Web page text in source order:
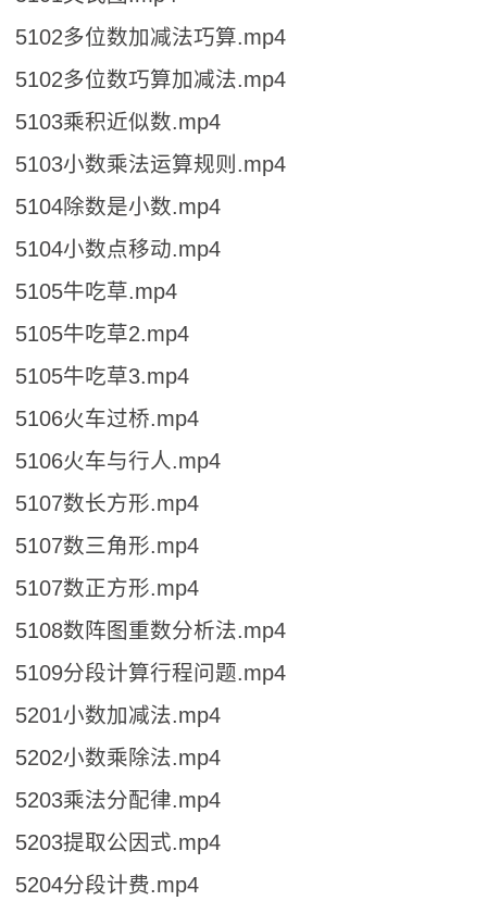
5102多位数加减法巧算.mp4
5102多位数巧算加减法.mp4
5103乘积近似数.mp4
5103小数乘法运算规则.mp4
5104除数是小数.mp4
5104小数点移动.mp4
5105牛吃草.mp4
5105牛吃草2.mp4
5105牛吃草3.mp4
5106火车过桥.mp4
5106火车与行人.mp4
5107数长方形.mp4
5107数三角形.mp4
5107数正方形.mp4
5108数阵图重数分析法.mp4
5109分段计算行程问题.mp4
5201小数加减法.mp4
5202小数乘除法.mp4
5203乘法分配律.mp4
5203提取公因式.mp4
5204分段计费.mp4